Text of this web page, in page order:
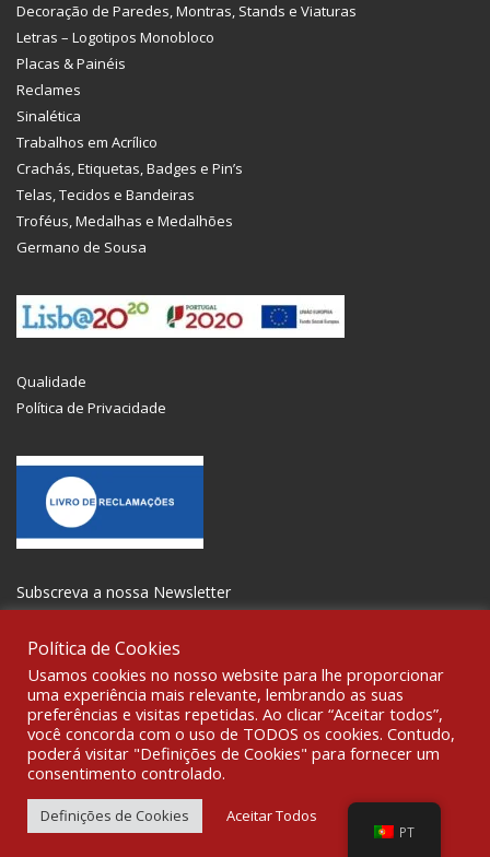
Decoração de Paredes, Montras, Stands e Viaturas
Letras – Logotipos Monobloco
Placas & Painéis
Reclames
Sinalética
Trabalhos em Acrílico
Crachás, Etiquetas, Badges e Pin’s
Telas, Tecidos e Bandeiras
Troféus, Medalhas e Medalhões
Germano de Sousa
Qualidade
Política de Privacidade
Subscreva a nossa Newsletter
SOCIALIZE
© 2021 All rights reserved Gravoplot-Gravação,Impressão e
Sinalética Lda. WebDesign:
Fibra Design.
Política de Cookies
Usamos cookies no nosso website para lhe proporcionar
uma experiência mais relevante, lembrando as suas
preferências e visitas repetidas. Ao clicar “Aceitar todos”,
você concorda com o uso de TODOS os cookies. Contudo,
poderá visitar "Definições de Cookies" para fornecer um
consentimento controlado.
Definições de Cookies Aceitar Todos
PT